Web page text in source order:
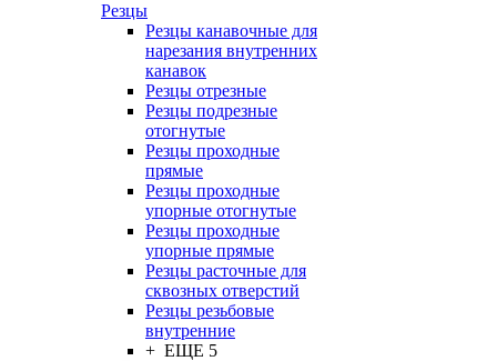
Резцы
Резцы канавочные для
нарезания внутренних
канавок
Резцы отрезные
Резцы подрезные
отогнутые
Резцы проходные
прямые
Резцы проходные
упорные отогнутые
Резцы проходные
упорные прямые
Резцы расточные для
сквозных отверстий
Резцы резьбовые
внутренние
+ ЕЩЕ 5